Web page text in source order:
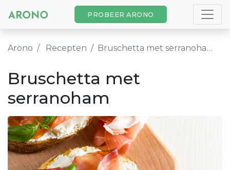
PROBEER ARONO
Arono Recepten Bruschetta met serranoham
Bruschetta met
serranoham